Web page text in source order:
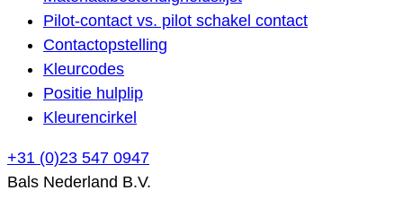
Pilot-contact vs. pilot schakel contact
Contactopstelling
Kleurcodes
Positie hulplip
Kleurencirkel
+31 (0)23 547 0947
Bals Nederland B.V.